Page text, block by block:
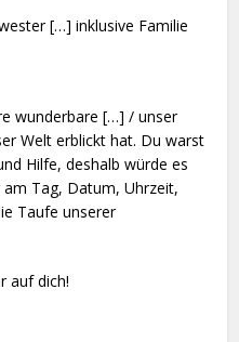
[…] inklusive Familie
wunderbare […] / unser
Welt erblickt hat. Du warst
Hilfe, deshalb würde es
Tag, Datum, Uhrzeit,
Taufe unserer
auf dich!